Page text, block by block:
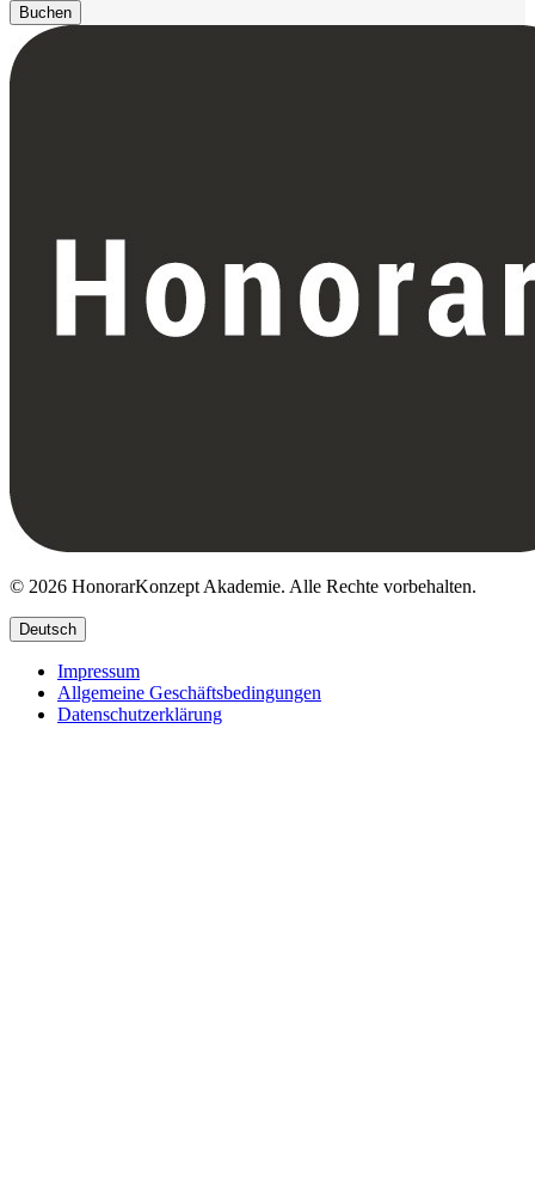
Buchen
© 2026 HonorarKonzept Akademie. Alle Rechte vorbehalten.
Deutsch
Impressum
Allgemeine Geschäftsbedingungen
Datenschutzerklärung